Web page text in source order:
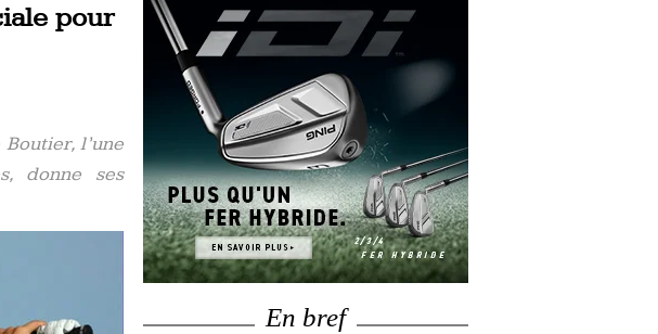
pour
l’une
donne ses
En bref